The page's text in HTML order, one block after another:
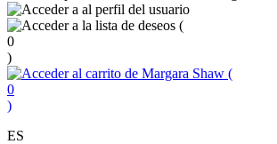
(
0
)
(
0
)
ES